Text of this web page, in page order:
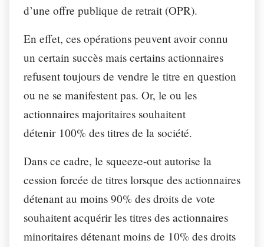
d’une offre publique de retrait (OPR).
En effet, ces opérations peuvent avoir connu
un certain succès mais certains actionnaires
refusent toujours de vendre le titre en question
ou ne se manifestent pas. Or, le ou les
actionnaires majoritaires souhaitent
détenir 100% des titres de la société.
Dans ce cadre, le squeeze-out autorise la
cession forcée de titres lorsque des actionnaires
détenant au moins 90% des droits de vote
souhaitent acquérir les titres des actionnaires
minoritaires détenant moins de 10% des droits